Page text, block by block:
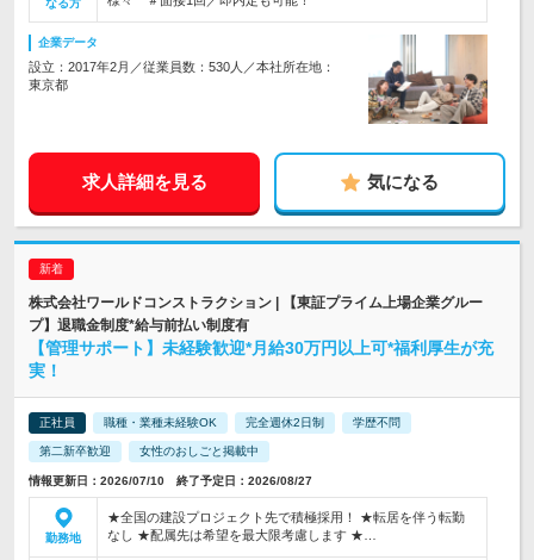
なる方
企業データ
設立：2017年2月／従業員数：530人／本社所在地：
東京都
求人詳細を見る 気になる
株式会社ワールドコンストラクション | 【東証プライム上場企業グルー
プ】退職金制度*給与前払い制度有
【管理サポート】未経験歓迎*月給30万円以上可*福利厚生が充
実！
正社員 職種・業種未経験OK 完全週休2日制 学歴不問
第二新卒歓迎 女性のおしごと掲載中
情報更新日：2026/07/10 終了予定日：2026/08/27
勤務地
★全国の建設プロジェクト先で積極採用！ ★転居を伴う転勤
なし ★配属先は希望を最大限考慮します ★…